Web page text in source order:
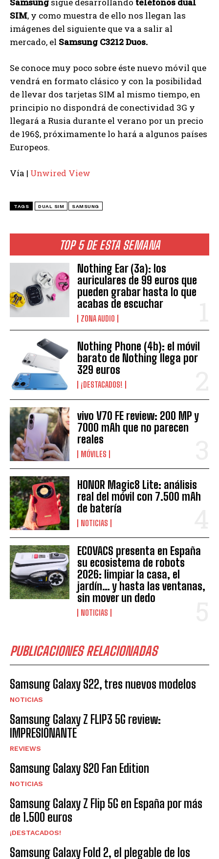
TOP 5 DE ESTA SEMANA
Nothing Ear (3a): los
auriculares de 99 euros que
pueden grabar hasta lo que
acabas de escuchar
ZONA AUDIO
Nothing Phone (4b): el móvil
barato de Nothing llega por
329 euros
¡DESTACADOS!
vivo V70 FE review: 200 MP y
7000 mAh que no parecen
reales
MÓVILES
HONOR Magic8 Lite: análisis
real del móvil con 7.500 mAh
de batería
NOTICIAS
ECOVACS presenta en España
su ecosistema de robots
2026: limpiar la casa, el
jardín… y hasta las ventanas,
sin mover un dedo
NOTICIAS
PUBLICACIONES RELACIONADAS
Samsung Galaxy S22, tres nuevos modelos
NOTICIAS
Samsung Galaxy Z FLIP3 5G review:
IMPRESIONANTE
REVIEWS
Samsung Galaxy S20 Fan Edition
NOTICIAS
Samsung Galaxy Z Flip 5G en España por más
de 1.500 euros
¡DESTACADOS!
Samsung Galaxy Fold 2, el plegable de los
Samsung sigue desarrollando teléfonos dual
SIM, y como muestra de ello nos llegan las
imágenes del siguiente que va a salir al
mercado, el Samsung C3212 Duos.
Se conoce muy poco sobre éste nuevo móvil que
vendrá en formato clásico y con la posibilidad
de llevar dos tarjetas SIM al mismo tiempo, en
principio no dispondrá de conectividad 3G y
llegará a Rusia durante el verano por un precio
de 196$, próximamente lo hará a algunos países
Europeos.
Vía | Unwired View
TAGS DUAL SIM SAMSUNG